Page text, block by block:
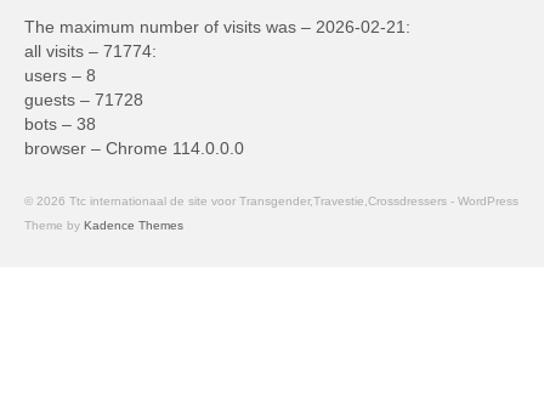
The maximum number of visits was – 2026-02-21:
all visits – 71774:
users – 8
guests – 71728
bots – 38
browser – Chrome 114.0.0.0
© 2026 Ttc internationaal de site voor Transgender,Travestie,Crossdressers - WordPress
Theme by Kadence Themes